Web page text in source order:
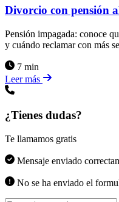
Divorcio con pensión
Pensión impagada: conoce
y cuándo reclamar con más
7 min
Leer más
¿Tienes dudas?
Te llamamos gratis
Mensaje enviado
No se ha enviado el